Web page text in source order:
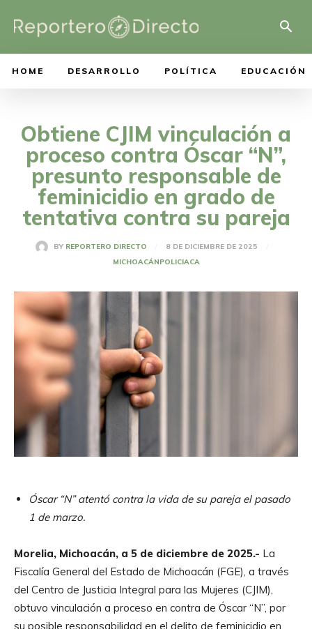
HOME DESARROLLO POLÍTICA EDUCACIÓN
Obtiene CJIM vinculación a
proceso contra Óscar “N”,
presunto responsable de
feminicidio en grado de
tentativa contra su pareja
BY REPORTERO DIRECTO
8 DE DICIEMBRE DE 2025
MICHOACÁNPOLICIACA
Óscar “N” atentó contra la vida de su pareja el pasado
1 de marzo.
Morelia, Michoacán, a 5 de diciembre de 2025.- La
Fiscalía General del Estado de Michoacán (FGE), a través
del Centro de Justicia Integral para las Mujeres (CJIM),
obtuvo vinculación a proceso en contra de Óscar “N”, por
su posible responsabilidad en el delito de feminicidio en